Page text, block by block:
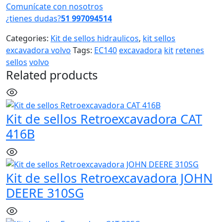
Comunícate con nosotros
¿tienes dudas?51 997094514
Categories: Kit de sellos hidraulicos, kit sellos
excavadora volvo Tags: EC140excavadora kit retenes
sellos volvo
Related products
Kit de sellos Retroexcavadora CAT
416B
Kit de sellos Retroexcavadora JOHN
DEERE 310SG